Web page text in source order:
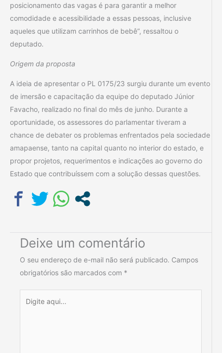
posicionamento das vagas é para garantir a melhor
comodidade e acessibilidade a essas pessoas, inclusive
aqueles que utilizam carrinhos de bebê”, ressaltou o
deputado.
Origem da proposta
A ideia de apresentar o PL 0175/23 surgiu durante um evento
de imersão e capacitação da equipe do deputado Júnior
Favacho, realizado no final do mês de junho. Durante a
oportunidade, os assessores do parlamentar tiveram a
chance de debater os problemas enfrentados pela sociedade
amapaense, tanto na capital quanto no interior do estado, e
propor projetos, requerimentos e indicações ao governo do
Estado que contribuíssem com a solução dessas questões.
Deixe um comentário
O seu endereço de e-mail não será publicado. Campos
obrigatórios são marcados com *
aqui...